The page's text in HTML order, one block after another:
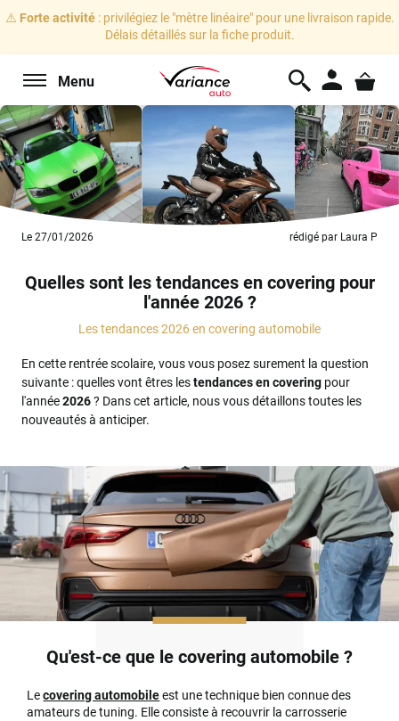
⚠️ Forte activité: privilégiez le "mètre linéaire" pour une livraison rapide.
Délais détaillés sur la fiche produit.
Menu
Le 27/01/2026 rédigé par Laura P
Quelles sont les tendances en covering pour
l'année 2026 ?
Les tendances 2026 en covering automobile
En cette rentrée scolaire, vous vous posez surement la question
suivante : quelles vont êtres lestendances en covering pour
l'année2026? Dans cet article, nous vous détaillons toutes les
nouveautés à anticiper.
Qu'est-ce que le covering automobile ?
Lecovering automobileest une technique bien connue des
amateurs de tuning. Elle consiste à recouvrir la carrosserie